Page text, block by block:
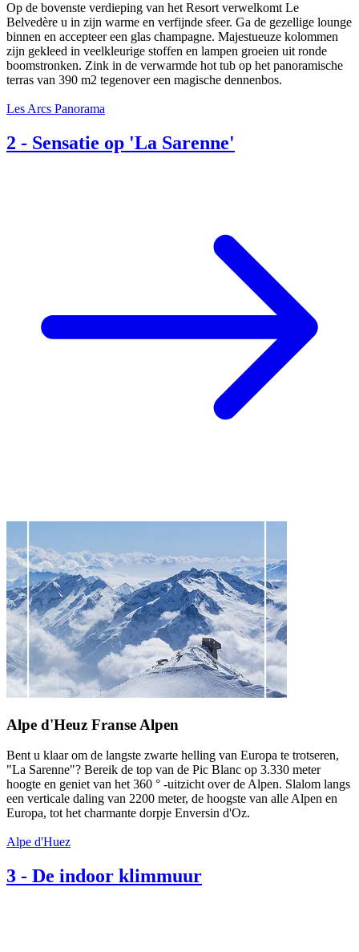
Op de bovenste verdieping van het Resort verwelkomt Le
Belvedère u in zijn warme en verfijnde sfeer. Ga de gezellige lounge
binnen en accepteer een glas champagne. Majestueuze kolommen
zijn gekleed in veelkleurige stoffen en lampen groeien uit ronde
boomstronken. Zink in de verwarmde hot tub op het panoramische
terras van 390 m2 tegenover een magische dennenbos.
Les Arcs Panorama
2 - Sensatie op 'La Sarenne'
Alpe d'Heuz Franse Alpen
Bent u klaar om de langste zwarte helling van Europa te trotseren,
"La Sarenne"? Bereik de top van de Pic Blanc op 3.330 meter
hoogte en geniet van het 360 ° -uitzicht over de Alpen. Slalom langs
een verticale daling van 2200 meter, de hoogste van alle Alpen en
Europa, tot het charmante dorpje Enversin d'Oz.
Alpe d'Huez
3 - De indoor klimmuur